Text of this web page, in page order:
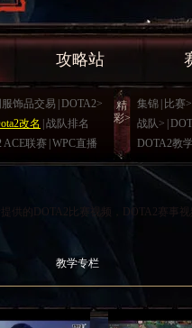
攻略站
服饰品交易 DOTA2>
改名 战队排名
ACE联赛 WPC直播
精
彩>
集锦 比赛>
战队>
DOTA2教
提供的DOTA2比赛视频，DOTA2赛事
教学专栏